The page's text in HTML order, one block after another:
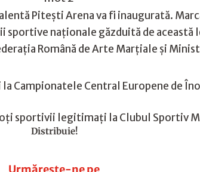
Pitești Arena va fi inaugurată.
naționale găzduită de această
Română de Arte Marțiale și
Campionatele Central Europene de
sportivii legitimați la Clubul Sportiv
Distribuie!